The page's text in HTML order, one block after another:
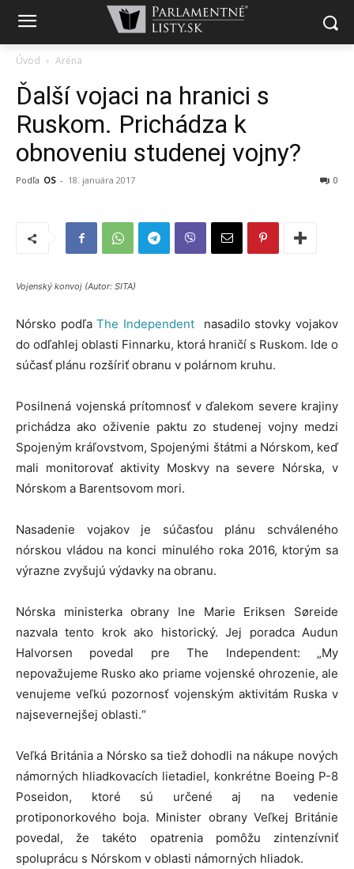
Úvod Aréna
Ďalší vojaci na hranici s
Ruskom. Prichádza k
obnoveniu studenej vojny?
Podľa OS - 18. januára 2017 0
Vojenský konvoj (Autor: SITA)
Nórsko podľaThe Independent
nasadilo stovky vojakov
do odľahlej oblasti Finnarku, ktorá hraničí s Ruskom. Ide o
súčasť plánu rozšíriť obranu v polárnom kruhu.
Posilnená vojenská prítomnosť v ďalekom severe krajiny
prichádza ako oživenie paktu zo studenej vojny medzi
Spojeným kráľovstvom, Spojenými štátmi a Nórskom, keď
mali monitorovať aktivity Moskvy na severe Nórska, v
Nórskom a Barentsovom mori.
Nasadenie vojakov je súčasťou plánu schváleného
nórskou vládou na konci minulého roka 2016, ktorým sa
výrazne zvyšujú výdavky na obranu.
Nórska ministerka obrany Ine Marie Eriksen Søreide
nazvala tento krok ako historický. Jej poradca Audun
Halvorsen povedal pre The Independent: „My
nepovažujeme Rusko ako priame vojenské ohrozenie, ale
venujeme veľkú pozornosť vojenským aktivitám Ruska v
najsevernejšej oblasti.“
Veľká Británia a Nórsko sa tiež dohodli na nákupe nových
námorných hliadkovacích lietadiel, konkrétne Boeing P-8
Poseidon, ktoré sú určené aj na vedenie
protiponorkového boja. Minister obrany Veľkej Británie
povedal, že takéto opatrenia pomôžu zintenzívniť
spoluprácu s Nórskom v oblasti námorných hliadok.